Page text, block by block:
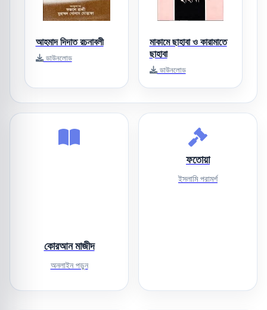
আহমাদ দিদাত রচনাবলী
ডাউনলোড
মাকামে ছাহাবা ও কারামাতে
ছাহাবা
ডাউনলোড
কোরআন মাজীদ
অনলাইন পড়ুন
ফতোয়া
ইসলামি পরামর্শ